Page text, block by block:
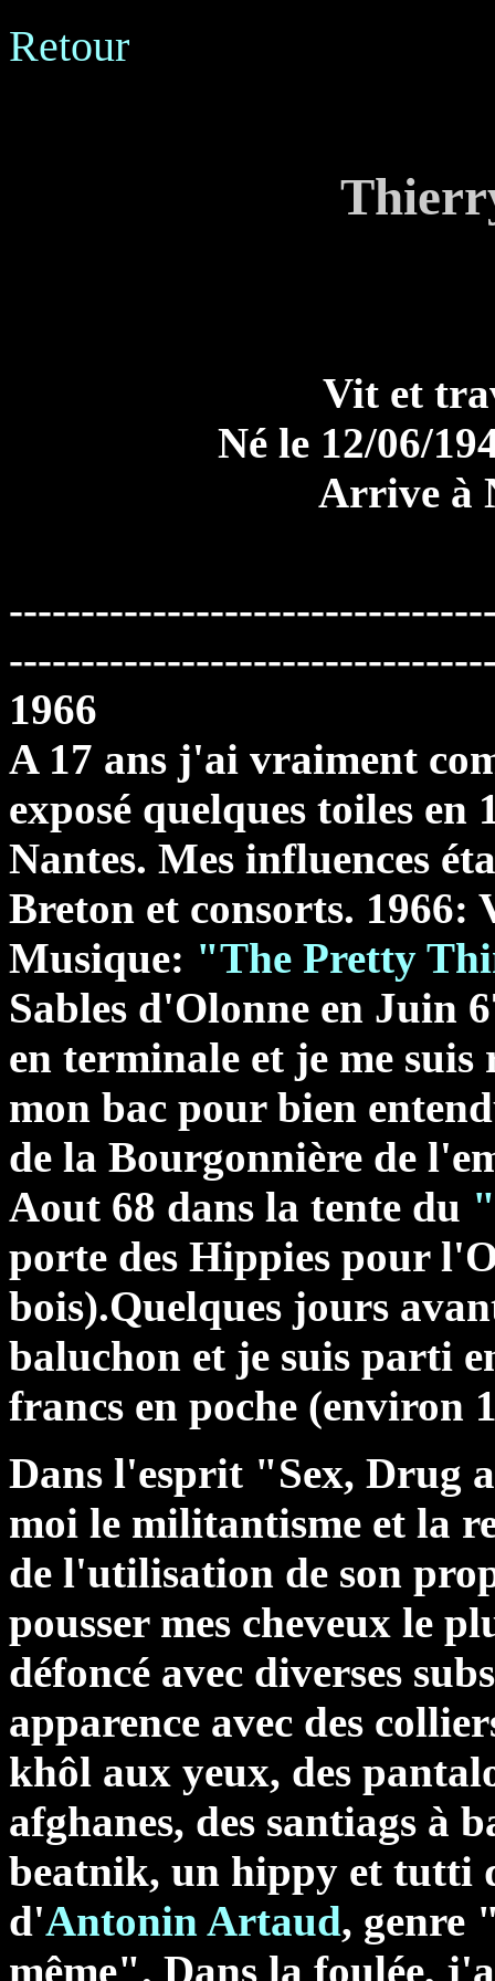
Retour
Vit et
Né le 12/06/
Arrive à
1966
A 17 ans j'ai vraiment
exposé quelques toiles
Nantes. Mes influences
Breton et consorts. 1966:
Musique: "The Pretty
Sables d'Olonne en Juin
en terminale et je me
mon bac pour bien
de la Bourgonnière de
Aout 68 dans la tente du
porte des Hippies pour
bois).Quelques jours
baluchon et je suis parti
francs en poche (environ
Dans l'esprit "Sex, Drug
moi le militantisme et la
de l'utilisation de son
pousser mes cheveux le
défoncé avec diverses
apparence avec des
khôl aux yeux, des
afghanes, des santiags à
beatnik, un hippy et tutti
d'Antonin Artaud, genre
même". Dans la foulée,